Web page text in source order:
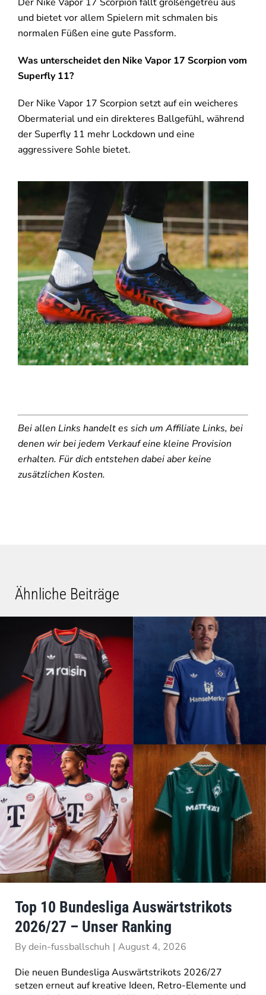
und bietet vor allem Spielern mit schmalen bis
normalen Füßen eine gute Passform.
Was unterscheidet den Nike Vapor 17 Scorpion vom
Superfly 11?
Der Nike Vapor 17 Scorpion setzt auf ein weicheres
Obermaterial und ein direkteres Ballgefühl, während
der Superfly 11 mehr Lockdown und eine
aggressivere Sohle bietet.
Bei allen Links handelt es sich um Affiliate Links, bei
denen wir bei jedem Verkauf eine kleine Provision
erhalten. Für dich entstehen dabei aber keine
zusätzlichen Kosten.
Ähnliche Beiträge
Top 10 Bundesliga Auswärtstrikots
2026/27 – Unser Ranking
Bydein-fussballschuh | August 4, 2026
Die neuen Bundesliga Auswärtstrikots 2026/27
setzen erneut auf kreative Ideen, Retro-Elemente und